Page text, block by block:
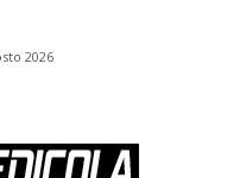
2026